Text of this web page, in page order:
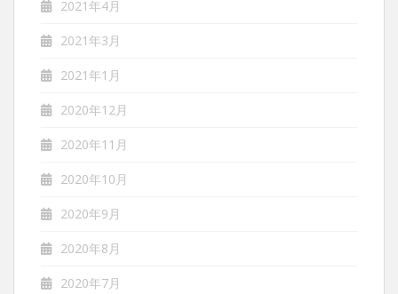
2021年4月
2021年3月
2021年1月
2020年12月
2020年11月
2020年10月
2020年9月
2020年8月
2020年7月